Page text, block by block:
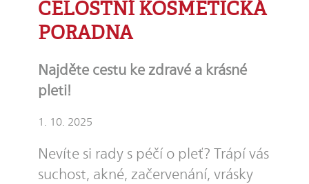
CELOSTNÍ KOSMETICKÁ
PORADNA
Najděte cestu ke zdravé a krásné
pleti!
1. 10. 2025
Nevíte si rady s péčí o pleť? Trápí vás
suchost, akné, začervenání, vrásky